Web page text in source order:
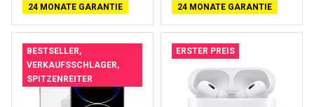
24 MONATE GARANTIE
24 MONATE GARANTIE
BESTSELLER,
VERKAUFSSCHLAGER,
SPITZENREITER
ERSTER PREIS